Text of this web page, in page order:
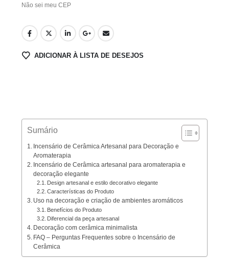
Não sei meu CEP
ADICIONAR À LISTA DE DESEJOS
Sumário
Incensário de Cerâmica Artesanal para Decoração e
Aromaterapia
Incensário de Cerâmica artesanal para aromaterapia e
decoração elegante
Design artesanal e estilo decorativo elegante
Características do Produto
Uso na decoração e criação de ambientes aromáticos
Benefícios do Produto
Diferencial da peça artesanal
Decoração com cerâmica minimalista
FAQ – Perguntas Frequentes sobre o Incensário de
Cerâmica